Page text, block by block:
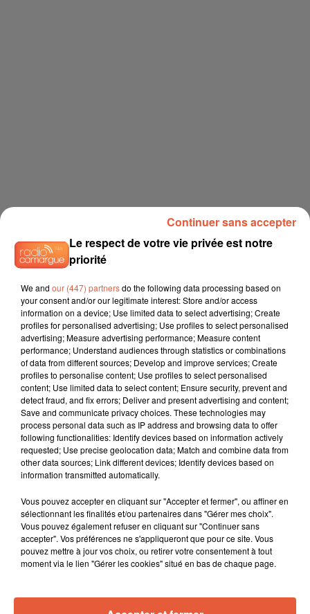
À LA UNE
6 août 2026
Arles : après un taureau percuté lors d'une
Le respect de votre vie privée est notre
priorité
We and our (447) partnersdo the following data processing based on
your consent and/or our legitimate interest: Store and/or access
information on a device; Use limited data to select advertising; Create
profiles for personalised advertising; Use profiles to select personalised
advertising; Measure advertising performance; Measure content
performance; Understand audiences through statistics or combinations
of data from different sources; Develop and improve services; Create
profiles to personalise content; Use profiles to select personalised
content; Use limited data to select content; Ensure security, prevent and
detect fraud, and fix errors; Deliver and present advertising and content;
Save and communicate privacy choices. These technologies may
process personal data such as IP address and browsing data to offer
following functionalities: Identify devices based on information actively
requested; Use precise geolocation data; Match and combine data from
other data sources; Link different devices; Identify devices based on
information transmitted automatically.
Vous pouvez accepter en cliquant sur "Accepter et fermer", ou affiner en
sélectionnant les finalités et/ou partenaires dans "Gérer mes choix".
Vous pouvez également refuser en cliquant sur "Continuer sans
accepter". Vos préférences ne s'appliqueront que pour ce site. Vous
pouvez mettre à jour vos choix, ou retirer votre consentement à tout
moment via le lien "Gérer les cookies" situé en bas de chaque page.
Continuer sans accepter